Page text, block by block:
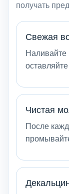
получать
Свежая
Наливайте
Чистая
После